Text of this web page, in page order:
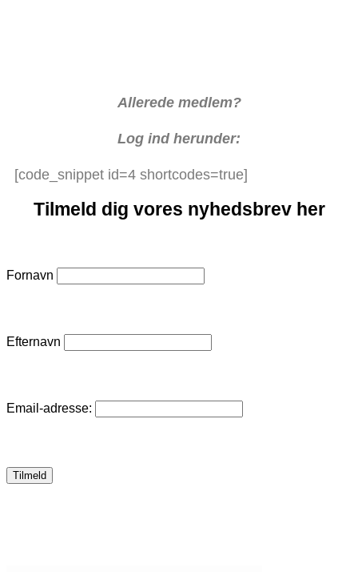
Allerede medlem?
Log ind herunder:
[code_snippet id=4 shortcodes=true]
Tilmeld dig vores nyhedsbrev her
Fornavn
Efternavn
Email-adresse: